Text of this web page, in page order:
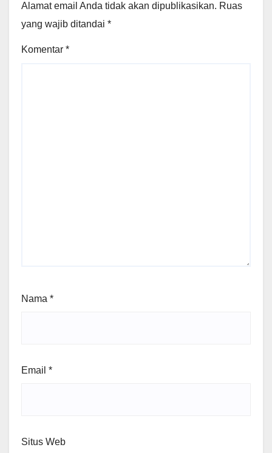
Alamat email Anda tidak akan dipublikasikan. Ruas
yang wajib ditandai *
Komentar *
Nama *
Email *
Situs Web